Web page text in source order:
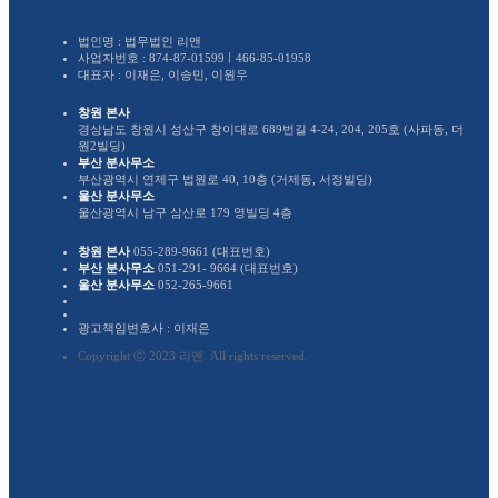
법인명 : 법무법인 리앤
사업자번호 : 874-87-01599
466-85-01958
대표자 : 이재은, 이승민, 이원우
창원 본사
경상남도 창원시 성산구 창이대로 689번길 4-24, 204, 205호 (사파동, 더
원2빌딩)
부산 분사무소
부산광역시 연제구 법원로 40, 10층 (거제동, 서정빌딩)
울산 분사무소
울산광역시 남구 삼산로 179 영빌딩 4층
창원 본사055-289-9661 (대표번호)
부산 분사무소051-291- 9664 (대표번호)
울산 분사무소052-265-9661
광고책임변호사 : 이재은
Copyright ⓒ 2023 리앤. All rights reserved.